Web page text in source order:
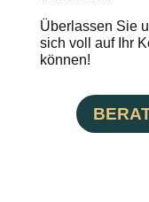
Überlassen Sie
sich voll auf Ihr
können!